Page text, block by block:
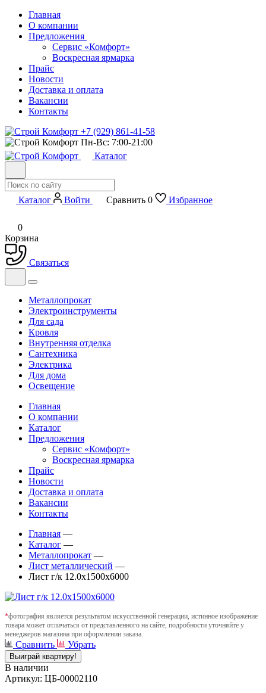
Главная
О компании
Предложения
Сервис «Комфорт»
Воскресная ярмарка
Прайс
Новости
Доставка и оплата
Вакансии
Контакты
+7 (929) 861-41-58
Пн-Вс: 7:00-21:00
Каталог
Каталог Войти Сравнить 0 Избранное
0
Корзина
Связаться
Металлопрокат
Электроинструменты
Для сада
Кровля
Внутренняя отделка
Сантехника
Электрика
Для дома
Освещение
Главная
О компании
Каталог
Предложения
Сервис «Комфорт»
Воскресная ярмарка
Прайс
Новости
Доставка и оплата
Вакансии
Контакты
Главная —
Каталог —
Металлопрокат —
Лист металлический —
Лист г/к 12.0х1500х6000
*фотография является результатом искусственной генерации, истинное изображение
товара может отличаться от представленного на сайте, подробности уточняйте у
менеджеров магазина при оформлении заказа.
Сравнить Убрать
Выиграй квартиру!
В наличии
Артикул: ЦБ-00002110